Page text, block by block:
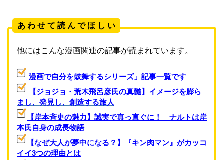
あ わ せ て 読 ん で ほ し い
他にはこんな漫画関連の記事が読まれています。
漫画で自分を鼓舞するシリーズ」記事一覧です
【ジョジョ・荒木飛呂彦氏の真髄】イメージを膨ら
まし、発見し、創造する旅人
【岸本斉史の魅力】誠実で真っ直ぐに！ ナルトは岸
本氏自身の成長物語
【なぜ大人が夢中になる？】『キン肉マン』がカッコ
イイ3つの理由とは